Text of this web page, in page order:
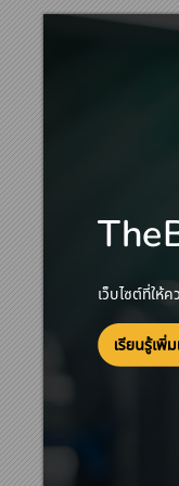

